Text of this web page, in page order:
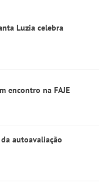
Luzia celebra
encontro na FAJE
autoavaliação